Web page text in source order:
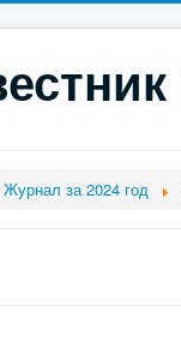
Журнал за 2024 год